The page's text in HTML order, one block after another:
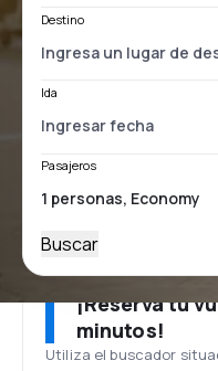
Destino
Ida
Pasajeros
Buscar
¡Reserva tu
minutos!
Utiliza el buscador